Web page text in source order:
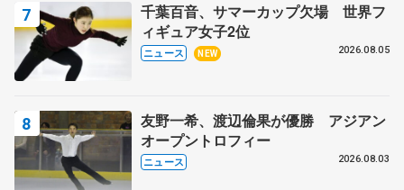
千葉百音、サマーカップ欠場 世界フ
ィギュア女子2位
ニュース NEW 2026.08.05
友野一希、渡辺倫果が優勝 アジアン
オープントロフィー
ニュース 2026.08.03